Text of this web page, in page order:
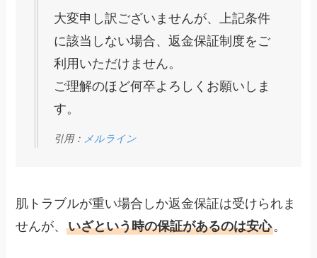
大変申し訳ございませんが、上記条件
に該当しない場合、返金保証制度をご
利用いただけません。
ご理解のほど何卒よろしくお願いしま
す。
引用： メルライン
肌トラブルが重い場合しか返金保証は受けられま
せんが、いざという時の保証があるのは安心。